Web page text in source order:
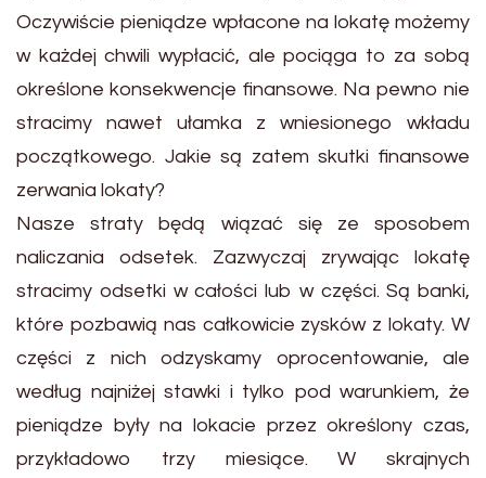
Oczywiście pieniądze wpłacone na lokatę możemy
w każdej chwili wypłacić, ale pociąga to za sobą
określone konsekwencje finansowe. Na pewno nie
stracimy nawet ułamka z wniesionego wkładu
początkowego. Jakie są zatem skutki finansowe
zerwania lokaty?
Nasze straty będą wiązać się ze sposobem
naliczania odsetek. Zazwyczaj zrywając lokatę
stracimy odsetki w całości lub w części. Są banki,
które pozbawią nas całkowicie zysków z lokaty. W
części z nich odzyskamy oprocentowanie, ale
według najniżej stawki i tylko pod warunkiem, że
pieniądze były na lokacie przez określony czas,
przykładowo trzy miesiące. W skrajnych